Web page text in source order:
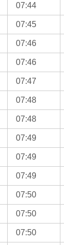
07:44
07:45
07:46
07:46
07:47
07:48
07:48
07:49
07:49
07:49
07:50
07:50
07:50